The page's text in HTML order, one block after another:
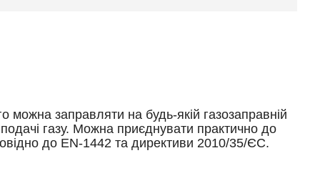
заправляти на будь-якій газозаправній
газу. Можна приєднувати практично до
до EN-1442 та директиви 2010/35/ЄС.